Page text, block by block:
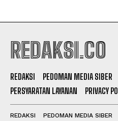
REDAKSI.CO
REDAKSI PEDOMAN MEDIA SIBER
PERSYARATAN LAYANAN
PRIVACY
REDAKSI PEDOMAN MEDIA SIBER